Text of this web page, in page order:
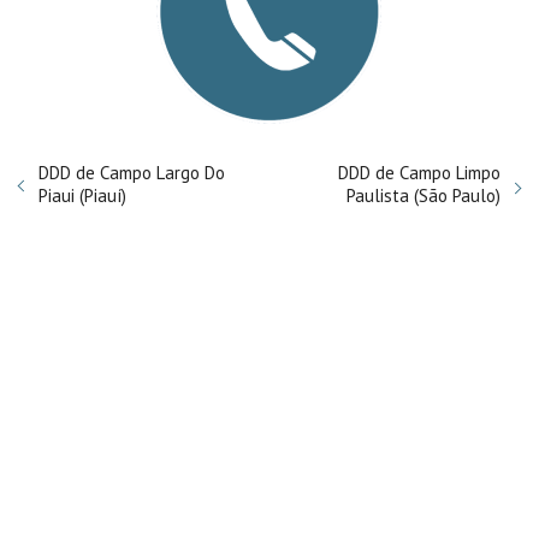
DDD de Campo Largo Do
Piaui (Piauí)
DDD de Campo Limpo
Paulista (São Paulo)